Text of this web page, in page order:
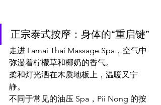
正宗泰式按摩：身体的“重启键”
走进 Lamai Thai Massage Spa，空气中
弥漫着柠檬草和椰奶的香气。
柔和灯光洒在木质地板上，温暖又宁
静。
不同于常见的油压 Spa，Pii Nong 的按